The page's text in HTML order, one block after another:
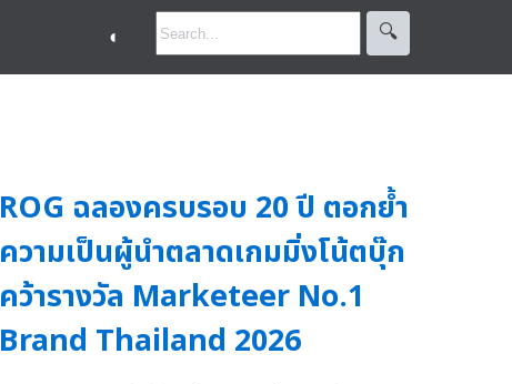
◐ 🔍︎
ROG ฉลองครบรอบ 20 ปี ตอกย้ำ
ความเป็นผู้นำตลาดเกมมิ่งโน้ตบุ๊ก
คว้ารางวัล Marketeer No.1
Brand Thailand 2026